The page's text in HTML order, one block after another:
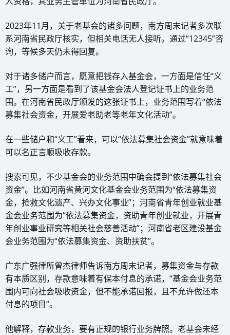
2023年11月，关于老基会的诸多问题，南方周末记者多次联
系河南省民政厅核实，但相关电话无人接听。通过“12345”咨
询，等候多天仍未得回复。
对于诸多储户而言，愿意把钱存入基金会，一方面是信任“义
工”，另一方面是看到了该基金会法人登记证书上的业务范
围。在河南省民政厅颁发的这张证书上，业务范围写着“依法
募集社会资金，开展爱老助老等老年文化活动”。
在一些储户和“义工”看来，可以“依法募集社会资金”就意味着
可以名正言顺吸收存款。
搜索可见，不少基金会的业务范围中确会提到“依法募集社会
资金”。比如河南省黄河文化基金会业务范围为“依法募集资
金，抢救文化遗产、兴办文化事业”；河南省青年创业就业基
金会业务范围为“依法募集资金，资助青年创业就业，开展青
年创业事业研究等相关社会慈善活动”；河南省老区建设基金
会业务范围为“依法募集资金、资助扶贫”。
广东广强律所曾杰律师告诉南方周末记者，募集资金与存款
有本质区别，存款意味着有保本付息的承诺，“基金会业务范
围内可向社会吸收资金，但不能承诺回报，且不允许做还本
付息的项目”。
他解释，存款业务，要有正规的银行业务牌照。老基会未经